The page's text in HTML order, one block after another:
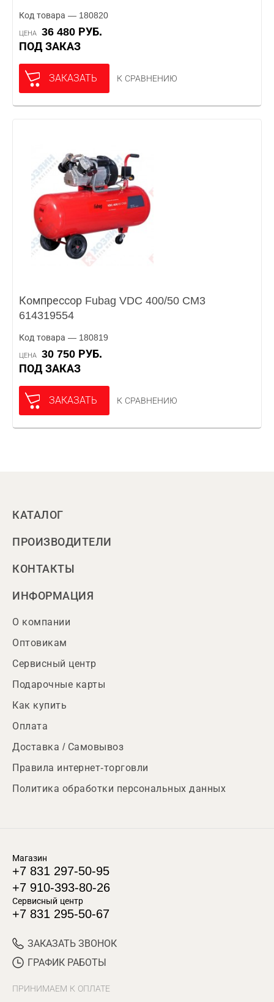
Код товара — 180820
ЦЕНА
36 480 РУБ.
ПОД ЗАКАЗ
ЗАКАЗАТЬ К СРАВНЕНИЮ
Компрессор Fubag VDC 400/50 CM3
614319554
Код товара — 180819
ЦЕНА
30 750 РУБ.
ПОД ЗАКАЗ
ЗАКАЗАТЬ К СРАВНЕНИЮ
КАТАЛОГ
ПРОИЗВОДИТЕЛИ
КОНТАКТЫ
ИНФОРМАЦИЯ
О компании
Оптовикам
Сервисный центр
Подарочные карты
Как купить
Оплата
Доставка / Самовывоз
Правила интернет-торговли
Политика обработки персональных данных
Магазин
+7 831 297-50-95
+7 910-393-80-26
Сервисный центр
+7 831 295-50-67
ЗАКАЗАТЬ ЗВОНОК
ГРАФИК РАБОТЫ
ПРИНИМАЕМ К ОПЛАТЕ